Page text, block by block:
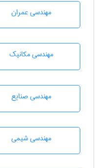
مهندسی عمران
مهندسی مکانیک
مهندسی صنايع
مهندسي شيمی